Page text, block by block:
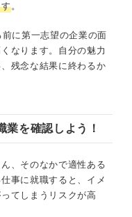
。
に第一志望の企業の面
なります。自分の魅力
残念な結果に終わるか
業を確認しよう！
、そのなかで適性ある
事に就職すると、イメ
てしまうリスクが高